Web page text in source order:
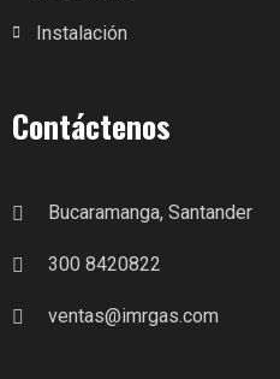
Instalación
Contáctenos
Bucaramanga, Santander
300 8420822
ventas@imrgas.com